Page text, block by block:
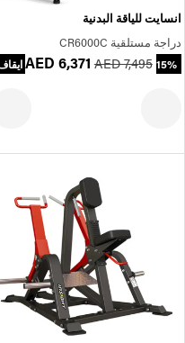
انسايت للياقة البدنية
دراجة مستلقية CR6000C
AED 6,371 AED 7,495 15% ايقاف